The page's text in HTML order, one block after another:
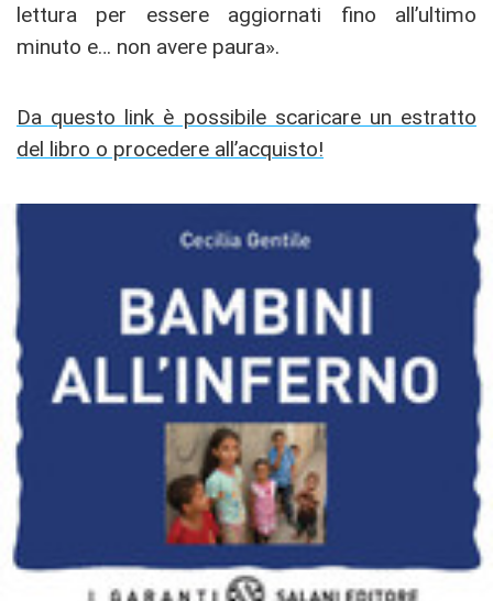
lettura per essere aggiornati fino all’ultimo
minuto e… non avere paura».
Da questo link è possibile scaricare un estratto
del libro o procedere all’acquisto!